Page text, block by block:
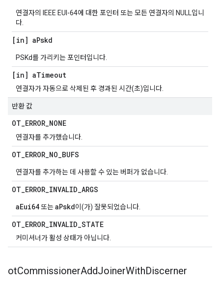
연결자의 IEEE EUI-64에 대한 포인터 또는 모든 연결자의 NULL입니
다.
[in] aPskd
PSKd를 가리키는 포인터입니다.
[in] aTimeout
연결자가 자동으로 삭제된 후 경과된 시간(초)입니다.
반환 값
OT_ERROR_NONE
연결자를 추가했습니다.
OT_ERROR_NO_BUFS
연결자를 추가하는 데 사용할 수 있는 버퍼가 없습니다.
OT_ERROR_INVALID_ARGS
aEui64 또는aPskd이(가) 잘못되었습니다.
OT_ERROR_INVALID_STATE
커미셔너가 활성 상태가 아닙니다.
otCommissionerAddJoinerWithDiscerner